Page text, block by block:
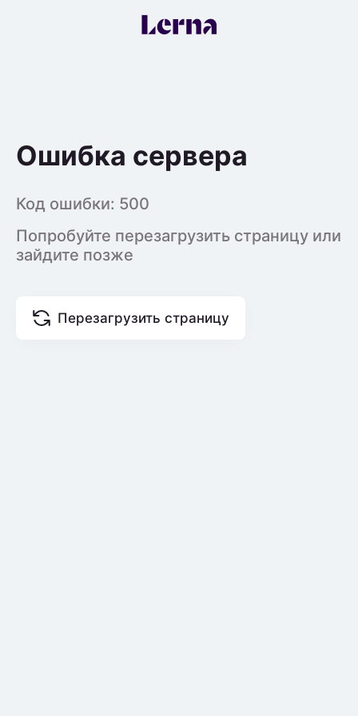
Ошибка сервера
Код ошибки: 500
Попробуйте перезагрузить страницу или
зайдите позже
Перезагрузить страницу